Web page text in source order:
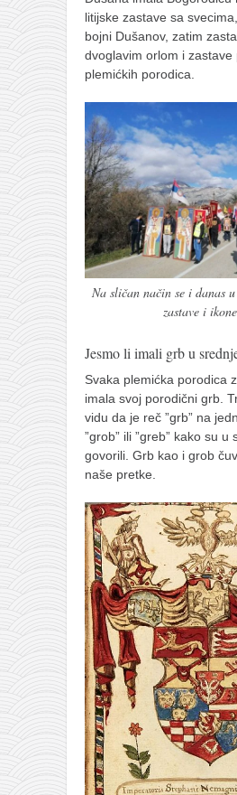
litijske zastave sa
bojni Dušanov, zatim
dvoglavim orlom i zastave
plemićkih porodica.
Na sličan način se i danas
zastave i
Jesmo li imali grb u
Svaka plemićka porodica
imala svoj porodični grb.
vidu da je reč ”grb” na
”grob” ili ”greb” kako su u
govorili. Grb kao i grob
naše pretke.